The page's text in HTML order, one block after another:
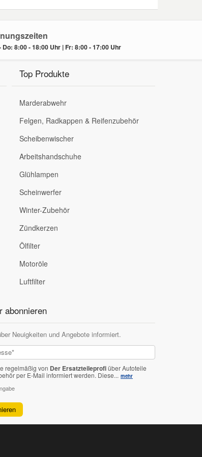
Do: 8:00 - 18:00 Uhr | Fr: 8:00 - 17:00 Uhr
Top Produkte
Marderabwehr
Felgen, Radkappen & Reifenzubehör
Scheibenwischer
Arbeitshandschuhe
Glühlampen
Scheinwerfer
Winter-Zubehör
Zündkerzen
Ölfilter
Motoröle
Luftfilter
abonnieren
Neuigkeiten und Angebote informiert.
regelmäßig von Der Ersatzteileprofiüber Autoteile
per E-Mail informiert werden. Diese... mehr